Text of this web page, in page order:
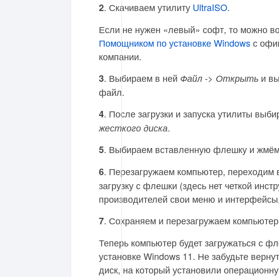
2. Скачиваем утилиту UltraISO.
Если не нужен «левый» софт, то можно
Помощником по установке Windowsс
компании.
3. Выбираем в ней Файл -> Открыть и
файл.
4. После загрузки и запуска утилиты
жесткого диска.
5. Выбираем вставленную флешку и
6. Перезагружаем компьютер,
загрузку с флешки (здесь нет четкой
производителей свои меню и
7. Сохраняем и перезагружаем
Теперь компьютер будет загружаться с
установке Windows 11. Не забудьте
диск, на который установили